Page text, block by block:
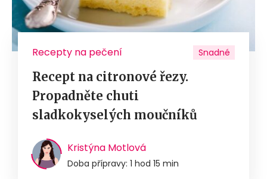
Recepty na pečení Snadné
Recept na citronové řezy.
Propadněte chuti
sladkokyselých moučníků
Kristýna Motlová
Doba přípravy: 1 hod 15 min